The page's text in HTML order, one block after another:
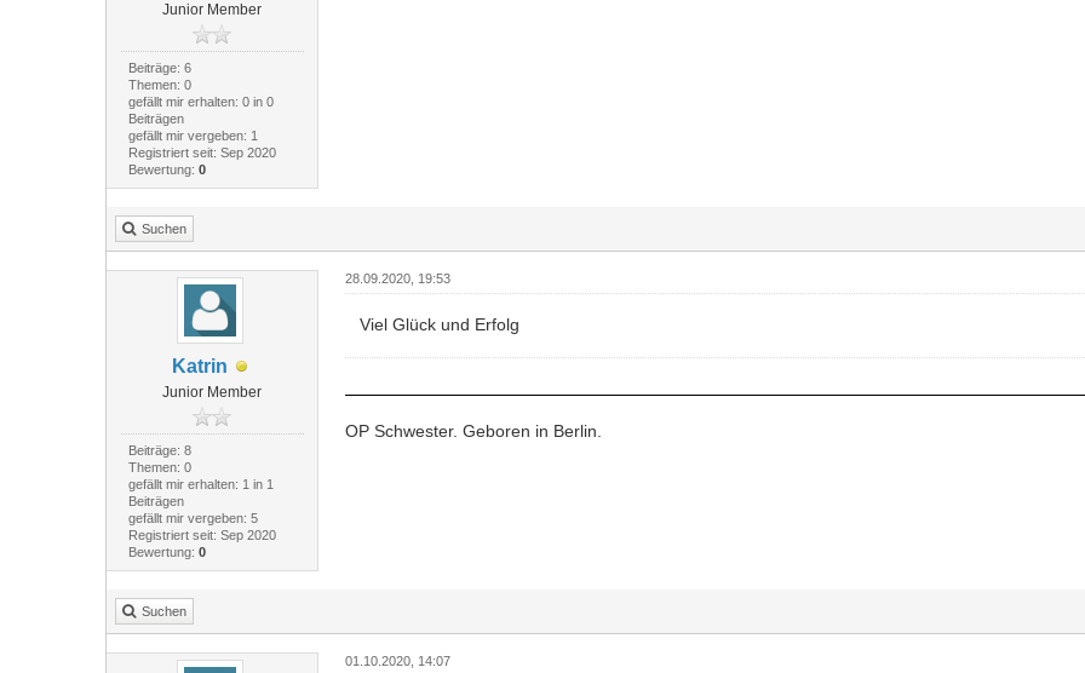
Junior Member
Beiträge: 6
Themen: 0
gefällt mir erhalten: 0 in 0
Beiträgen
gefällt mir vergeben: 1
Registriert seit: Sep 2020
Bewertung: 0
Suchen
Katrin
Junior Member
Beiträge: 8
Themen: 0
gefällt mir erhalten: 1 in 1
Beiträgen
gefällt mir vergeben: 5
Registriert seit: Sep 2020
Bewertung: 0
28.09.2020, 19:53
Viel Glück und Erfolg
OP Schwester. Geboren in Berlin.
Suchen
01.10.2020, 14:07